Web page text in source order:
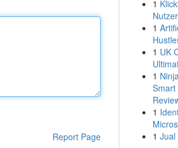
Report Page
1
1
1 UK
1
Smart
1
1 Jual